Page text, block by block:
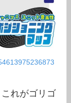
れがゴリゴ